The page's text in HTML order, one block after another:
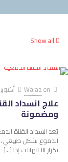
Show all
Walaaon أكتوبر 12, 2025
علاج انسداد
ومضمونة
يُعد انسداد القناة
الدموع بشكل طبيعي،
تكرار الالتهابات إذا […]